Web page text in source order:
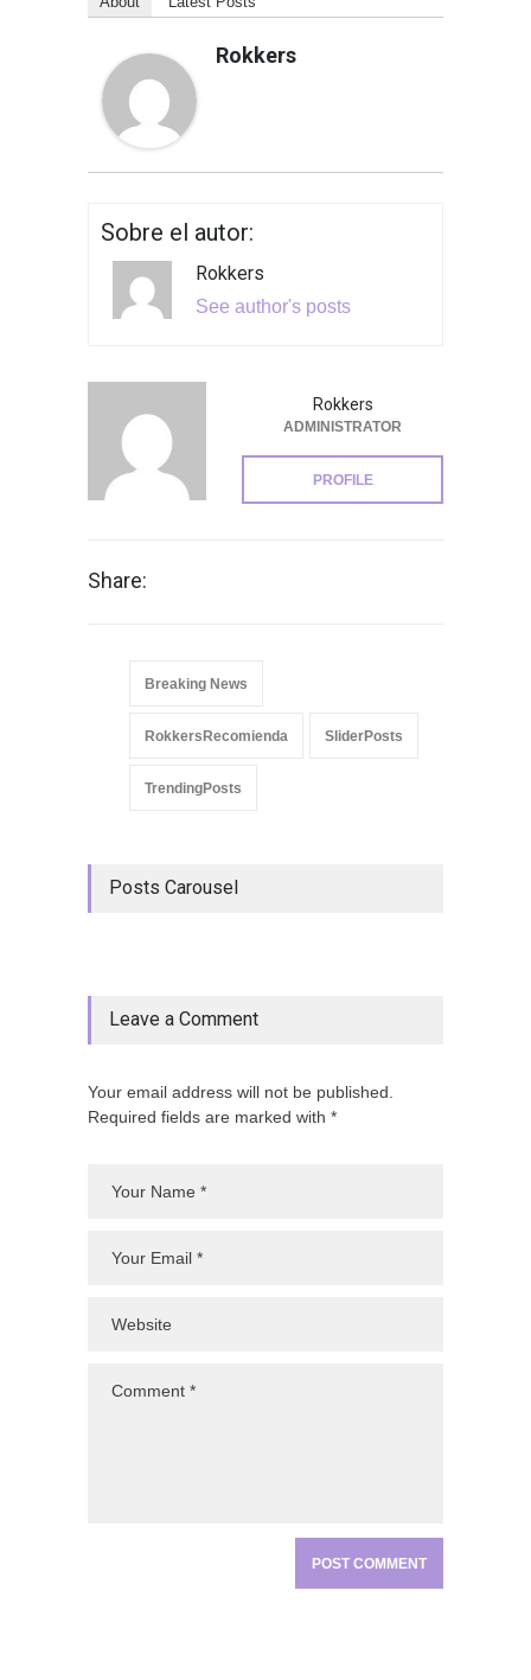
Rokkers
Sobre el autor:
Rokkers
See author's posts
Rokkers
ADMINISTRATOR
PROFILE
Share:
Breaking News
RokkersRecomienda SliderPosts
TrendingPosts
Posts Carousel
Leave a Comment
Your email address will not be published.
Required fields are marked with *